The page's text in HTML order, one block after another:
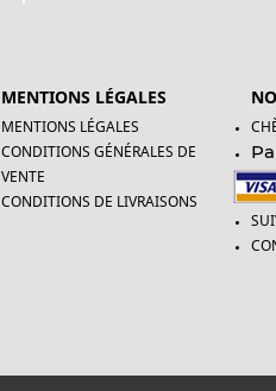
MENTIONS LÉGALES
MENTIONS LÉGALES
CONDITIONS GÉNÉRALES DE
VENTE
CONDITIONS DE LIVRAISONS